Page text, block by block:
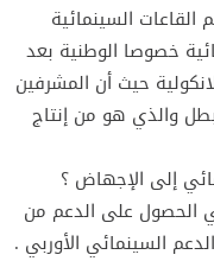
السينمائية
خصوصا الوطنية بعد
حيث أن المشرفين
والذي هو من إنتاج
إلى الإجهاض ؟
الحصول على الدعم من
السينمائي الأوربي .